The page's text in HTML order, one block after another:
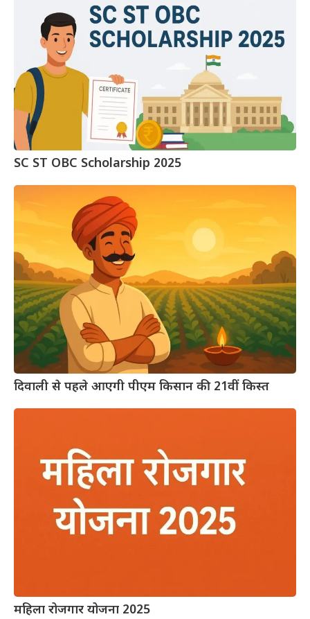
SC ST OBC Scholarship 2025
दिवाली से पहले आएगी पीएम किसान की 21वीं किस्त
महिला रोजगार योजना 2025